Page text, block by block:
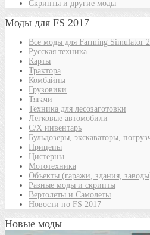
Скрипты и другие моды
Моды для FS 2017
Все моды для Farming Simulator
Русская техника
Карты
Трактора
Комбайны
Грузовики
Тягачи
Техника для лесозаготовки
Легковые автомобили
С/Х инвентарь
Бульдозеры, экскаваторы,
Прицепы
Цистерны
Мототехника
Объекты (гаражи, здания,
Разные моды и скрипты
Вертолеты и Самолеты
Новости по FS 2017
Новые моды